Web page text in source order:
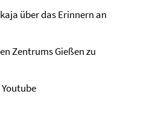
über das Erinnern an
Zentrums Gießen zu